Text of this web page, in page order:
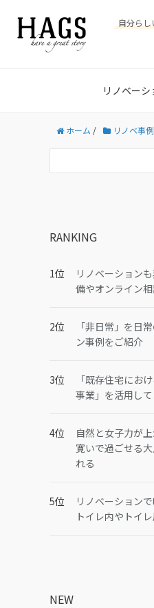
自分ら
リノベー
ホーム / リノベ事例
RANKING
リノベーション
備やオンライン
「非日常」を日
ン事例をご紹介
「既存住宅にお
事業」を活用し
自然と女子力が
寛いで過ごせる
れる
リノベーション
トイレ内やトイ
NEW